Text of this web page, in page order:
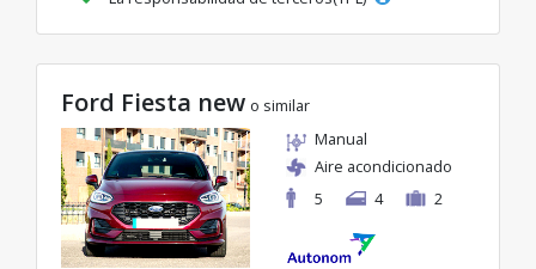
Ford Fiesta new o similar
Manual
Aire acondicionado
5
4 2